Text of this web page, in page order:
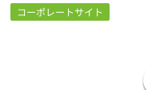
コーポレートサイト